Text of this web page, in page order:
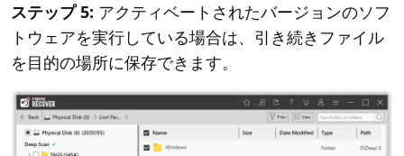
ステップ 5: アクティベートされたバージョンのソフ
トウェアを実行している場合は、引き続きファイル
を目的の場所に保存できます。